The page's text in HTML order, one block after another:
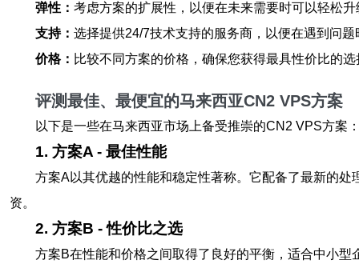
弹性： 考虑方案的扩展性，以便在未来需要时可以轻松升
支持： 选择提供24/7技术支持的服务商，以便在遇到问
价格： 比较不同方案的价格，确保您获得最具性价比的选
评测最佳、最便宜的马来西亚CN2 VPS方案
以下是一些在马来西亚市场上备受推崇的CN2 VPS方案
1. 方案A - 最佳性能
方案A以其优越的性能和稳定性著称。它配备了最新的
资。
2. 方案B - 性价比之选
方案B在性能和价格之间取得了良好的平衡，适合中小